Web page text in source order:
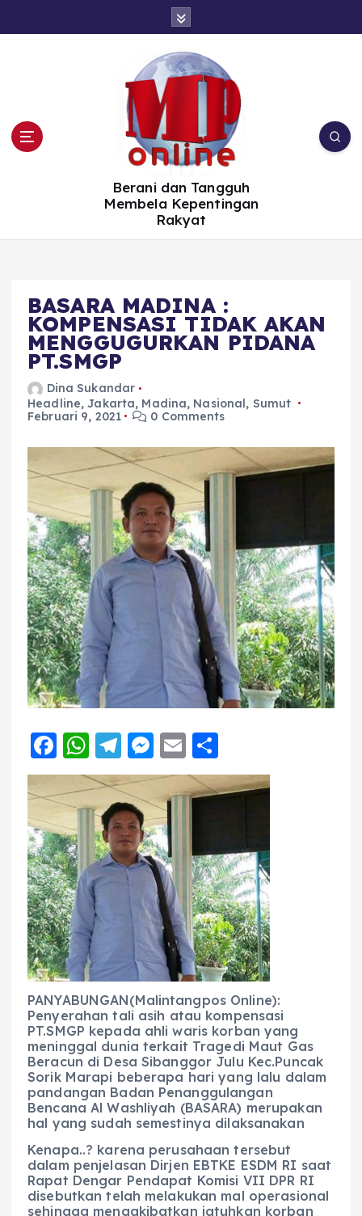
Berani dan Tangguh
Membela Kepentingan
Rakyat
BASARA MADINA :
KOMPENSASI TIDAK AKAN
MENGGUGURKAN PIDANA
PT.SMGP
Dina Sukandar
Headline,Jakarta, Madina, Nasional, Sumut
Februari 9, 2021
0 Comments
F
a
c
e
b
o
o
k
W
h
a
ts
A
p
p
T
el
e
g
r
a
m
M
e
ss
e
n
g
er
E
m
ai
h
a
PANYABUNGAN(Malintangpos Online):
Penyerahan tali asih atau kompensasi
PT.SMGP kepada ahli waris korban yang
meninggal dunia terkait Tragedi Maut Gas
Beracun di Desa Sibanggor Julu Kec.Puncak
Sorik Marapi beberapa hari yang lalu dalam
pandangan Badan Penanggulangan
Bencana Al Washliyah (BASARA) merupakan
hal yang sudah semestinya dilaksanakan
Kenapa..? karena perusahaan tersebut
dalam penjelasan Dirjen EBTKE ESDM RI saat
Rapat Dengar Pendapat Komisi VII DPR RI
disebutkan telah melakukan mal operasional
sehingga mengakibatkan jatuhkan korban